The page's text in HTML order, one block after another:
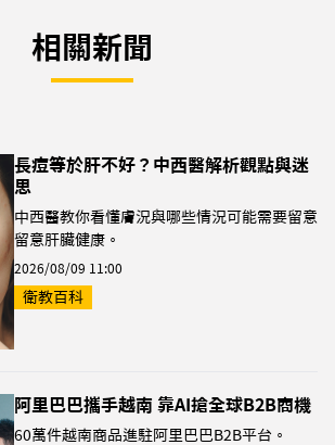
相關新聞
長痘等於肝不好？中西醫解析觀點與迷
思
中西醫教你看懂膚況與哪些情況可能需要留意
留意肝臟健康。
2026/08/09 11:00
衛教百科
阿里巴巴攜手越南 靠AI搶全球B2B商機
60萬件越南商品進駐阿里巴巴B2B平台。